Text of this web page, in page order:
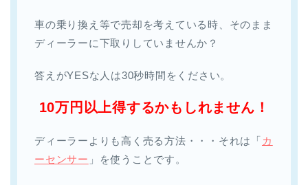
車の乗り換え等で売却を考えている時、そのまま
ディーラーに下取りしていませんか？
答えがYESな人は30秒時間をください。
10万円以上得するかもしれません！
ディーラーよりも高く売る方法・・・それは「 カ
ーセンサー 」を使うことです。